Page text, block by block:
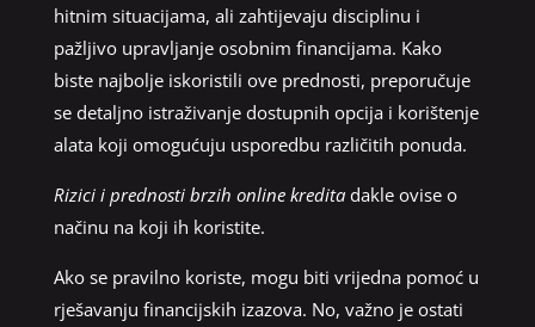
hitnim situacijama, ali zahtijevaju disciplinu i
pažljivo upravljanje osobnim financijama. Kako
biste najbolje iskoristili ove prednosti, preporučuje
se detaljno istraživanje dostupnih opcija i korištenje
alata koji omogućuju usporedbu različitih ponuda.
Rizici i prednosti brzih online kreditadakle ovise o
načinu na koji ih koristite.
Ako se pravilno koriste, mogu biti vrijedna pomoć u
rješavanju financijskih izazova. No, važno je ostati